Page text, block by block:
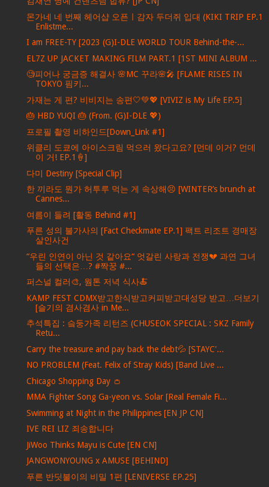
몬가네 네 번째 헤어샵 오픈ㅣ감자 두더쥐 입대 (KIKI TRIP EP.1
Enlistme...
I am FREE-TY [2023 (G)I-DLE WORLD TOUR Behind-the-...
EL7Z UP JACKET MAKING FILM PART.1 [1ST MINI ALBUM ...
🧐피어나 궁금증 해결사 🌸MC 꾸라🌸🎤 [FLAME RISES IN
TOKYO 핌키...
가재는 게 편? 비비지는 송편🤍💚💖 [VIVIZ is My Life EP.5]
🎂 HBD YUQI 🎂 (From. (G)I-DLE 💖)
프로필 촬영 비하인드[Down_Link #1]
위클리 도쿄에 아이스크림 먹으러 왔다고요? [먼데 이거? 먼데
이 거! EP.1🍦]
다미 Destiny [Special Clip]
한 끼라도 뭔가 허투루 먹는 게 속상해😣 [WINTER’s brunch at
Cannes...
여름이 들려 [활동 Behind #1]
푸른 성의 불가사의 [Fact Checkmate EP.1] 팩트 리조트 경매장
살인사건
“우린 인연이 아닌 것 같아요“ 엇갈린 사랑과 전쟁💔 과연 그녀
들의 선택은…? #짝꿍 #...
퍼스널 컬러🎨, 웜톤 저녁 식사🍝
KAMP FEST CDMX받고한식받고커피받고대성당 받고…더보기
[슬기의 겸사겸사 in Me...
추석특집 : 슼둥가족 리턴즈 (CHUSEOK SPECIAL : SKZ Family
Retu...
Carry the treasure and pay back the debt💦 [STAYC'...
NO PROBLEM (Feat. Felix of Stray Kids) [Band Live ...
Chicago Shopping Day 👛
MMA Fighter Song Ga-yeon vs. Solar [Real Female Fi...
Swimming at Night in the Philippines [EN JP CN]
IVE REI LIZ 죄송합니다
JiWoo Thinks Mayu is Cute [EN CN]
JANGWONYOUNG x AMUSE [BEHIND]
푸른 반딧불이의 비밀 1편 [LENIVERSE EP.25]